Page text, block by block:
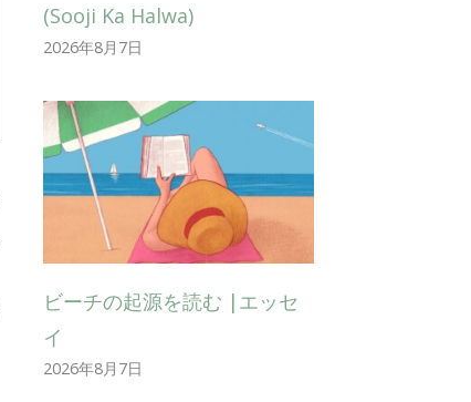
(Sooji Ka Halwa)
2026年8月7日
ビーチの起源を読む |エッセ
イ
2026年8月7日